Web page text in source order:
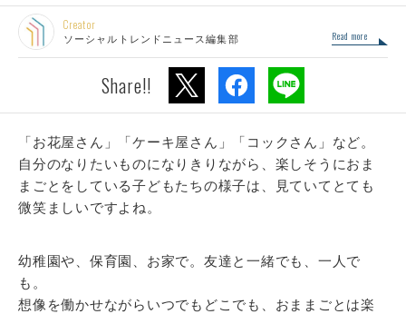
Creator
ソーシャルトレンドニュース編集部 Read more
Share!!
「お花屋さん」「ケーキ屋さん」「コックさん」など。
自分のなりたいものになりきりながら、楽しそうにおま
まごとをしている子どもたちの様子は、見ていてとても
微笑ましいですよね。
幼稚園や、保育園、お家で。友達と一緒でも、一人で
も。
想像を働かせながらいつでもどこでも、おままごとは楽